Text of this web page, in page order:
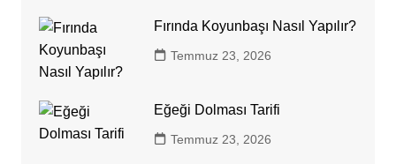
Fırında Koyunbaşı Nasıl Yapılır?
Temmuz 23, 2026
Eğeği Dolması Tarifi
Temmuz 23, 2026